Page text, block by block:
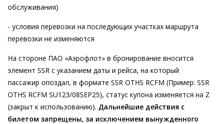
обслуживания)
- условия перевозки на последующих участках маршрута
перевозки не изменяются
На стороне ПАО «Аэрофлот» в бронирование вносится
элемент SSR с указанием даты и рейса, на который
пассажир опоздал, в формате SSR OTHS RCFM (Пример: SSR
OTHS RCFM SU123/08SEP25), статус купона изменяется на Z
(закрыт к использованию). Дальнейшие действия с
билетом запрещены, за исключением вынужденного